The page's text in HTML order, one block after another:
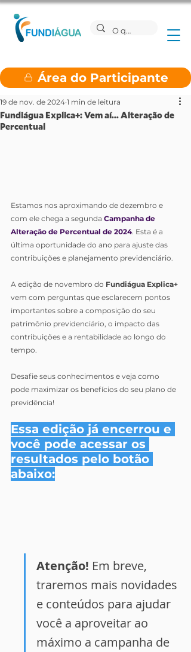
Área do Participante
Fundiágua Explica+: Vem aí... Alteração de
Percentual
19 de nov. de 2024 1 min de leitura
Estamos nos aproximando de dezembro e
com ele chega a segunda Campanha de
Alteração de Percentual de 2024. Esta é a
última oportunidade do ano para ajuste das
contribuições e planejamento previdenciário.
A edição de novembro do Fundiágua Explica+
vem com perguntas que esclarecem pontos
importantes sobre a composição do seu
patrimônio previdenciário, o impacto das
contribuições e a rentabilidade ao longo do
tempo.
Desafie seus conhecimentos e veja como
pode maximizar os benefícios do seu plano de
previdência!
Essa edição já encerrou e
você pode acessar os
resultados pelo botão
abaixo:
Atenção! Em breve,
traremos mais novidades
e conteúdos para ajudar
você a aproveitar ao
máximo a campanha de